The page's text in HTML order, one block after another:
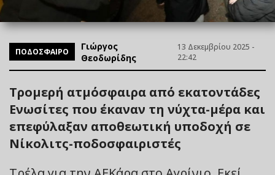
ΠΟΔΟΣΦΑΙΡΟ
Γιώργος
Θεοδωρίδης
13 Δεκεμβρίου 2025 -
22:42
Τρομερή ατμόσφαιρα από εκατοντάδες
Ενωσίτες που έκαναν τη νύχτα-μέρα και
επεφύλαξαν αποθεωτική υποδοχή σε
Νίκολιτς-ποδοσφαιριστές